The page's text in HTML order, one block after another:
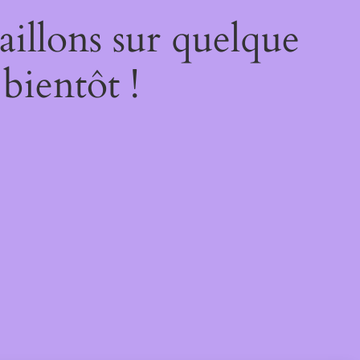
sur quelque
!